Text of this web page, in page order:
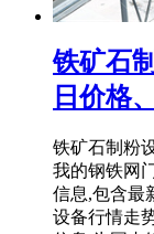
铁矿石
日价格
铁矿石制粉
我的钢铁网
信息,包含最
设备行情走